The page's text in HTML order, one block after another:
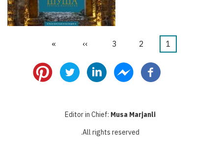
דף
1 דף
2 דף
3
הדף
››
הדף
»
Editor in Chief: Musa Marjanli
All rights reserved.